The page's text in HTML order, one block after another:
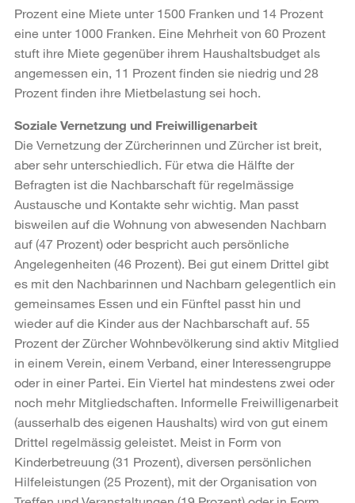
Prozent eine Miete unter 1500 Franken und 14 Prozent
eine unter 1000 Franken. Eine Mehrheit von 60 Prozent
stuft ihre Miete gegenüber ihrem Haushaltsbudget als
angemessen ein, 11 Prozent finden sie niedrig und 28
Prozent finden ihre Mietbelastung sei hoch.
Soziale Vernetzung und Freiwilligenarbeit
Die Vernetzung der Zürcherinnen und Zürcher ist breit,
aber sehr unterschiedlich. Für etwa die Hälfte der
Befragten ist die Nachbarschaft für regelmässige
Austausche und Kontakte sehr wichtig. Man passt
bisweilen auf die Wohnung von abwesenden Nachbarn
auf (47 Prozent) oder bespricht auch persönliche
Angelegenheiten (46 Prozent). Bei gut einem Drittel gibt
es mit den Nachbarinnen und Nachbarn gelegentlich ein
gemeinsames Essen und ein Fünftel passt hin und
wieder auf die Kinder aus der Nachbarschaft auf. 55
Prozent der Zürcher Wohnbevölkerung sind aktiv Mitglied
in einem Verein, einem Verband, einer Interessengruppe
oder in einer Partei. Ein Viertel hat mindestens zwei oder
noch mehr Mitgliedschaften. Informelle Freiwilligenarbeit
(ausserhalb des eigenen Haushalts) wird von gut einem
Drittel regelmässig geleistet. Meist in Form von
Kinderbetreuung (31 Prozent), diversen persönlichen
Hilfeleistungen (25 Prozent), mit der Organisation von